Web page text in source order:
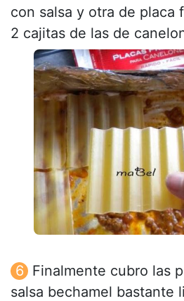
con salsa y otra de placa
2 cajitas de las de
Finalmente cubro las
salsa bechamel bastante